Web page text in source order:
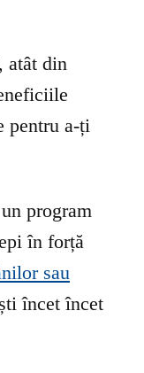
atât din
pentru a-ți
program
în forță
sau
încet încet